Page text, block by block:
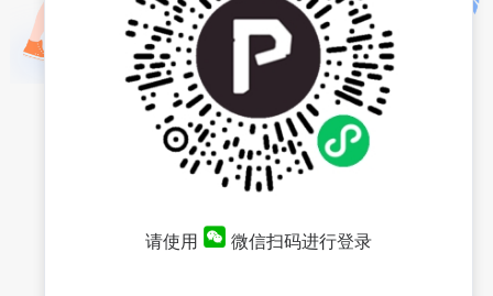
请使用 微信扫码进行登录